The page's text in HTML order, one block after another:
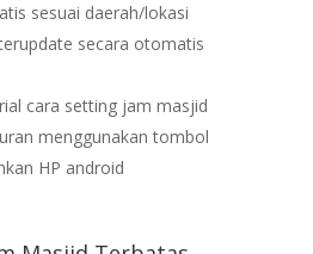
sesuai daerah/lokasi
secara otomatis
cara setting jam masjid
menggunakan tombol
HP android